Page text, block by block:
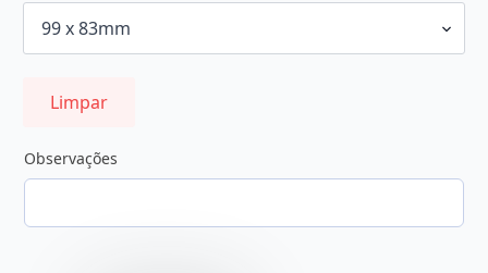
Limpar
Observações